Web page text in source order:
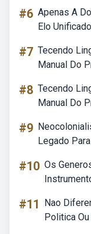
#6 Apenas A
Elo
#7 Tecendo
Manual Do
#8 Tecendo
Manual Do
#9
Legado
#10 Os
#11
Nao
Politica